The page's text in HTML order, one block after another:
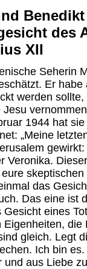
des
XII
Seherin
Er
werden
Jesu
1944 hat
„Meine
Veronika.
skeptischen
das
Das eine ist
Gesicht eines
Eigenheiten,
gleich. Legt
Ich bin
und aus Liebe